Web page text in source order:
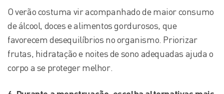
O verão costuma vir acompanhado de maior consumo
de álcool, doces e alimentos gordurosos, que
favorecem desequilíbrios no organismo. Priorizar
frutas, hidratação e noites de sono adequadas ajuda o
corpo a se proteger melhor.